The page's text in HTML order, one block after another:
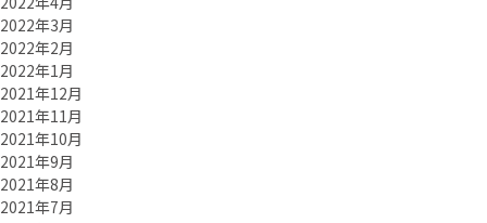
2022年3月
2022年2月
2022年1月
2021年12月
2021年11月
2021年10月
2021年9月
2021年8月
2021年7月